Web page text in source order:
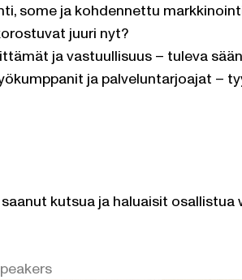
some ja kohdennettu
juuri nyt?
ja vastuullisuus – tuleva
ja palveluntarjoajat –
kutsua ja haluaisit